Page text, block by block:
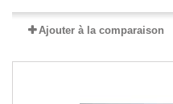
Ajouter à la comparaison